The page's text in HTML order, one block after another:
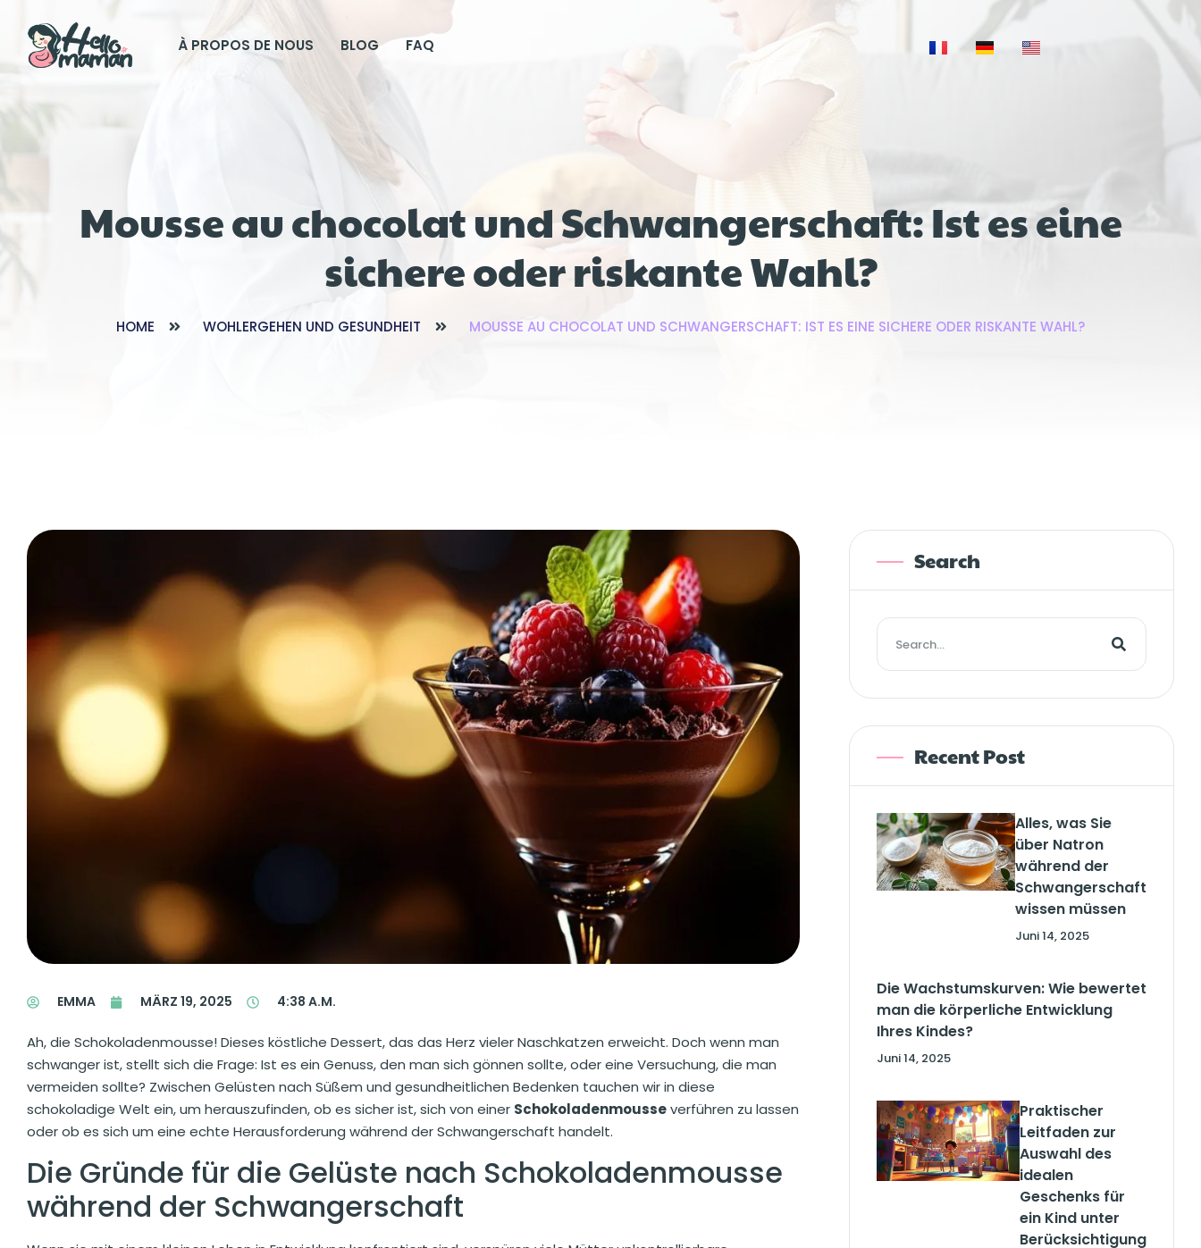
À PROPOS DE NOUS BLOG FAQ
Mousse au chocolat und Schwangerschaft: Ist es eine
sichere oder riskante Wahl?
HOME WOHLERGEHEN UND GESUNDHEIT MOUSSE AU CHOCOLAT UND SCHWANGERSCHAFT: IST ES EINE SICHERE ODER RISKANTE WAHL?
EMMA MÄRZ 19, 2025 4:38 A.M.
Ah, die Schokoladenmousse! Dieses köstliche Dessert, das das Herz vieler Naschkatzen erweicht. Doch wenn man
schwanger ist, stellt sich die Frage: Ist es ein Genuss, den man sich gönnen sollte, oder eine Versuchung, die man
vermeiden sollte? Zwischen Gelüsten nach Süßem und gesundheitlichen Bedenken tauchen wir in diese
schokoladige Welt ein, um herauszufinden, ob es sicher ist, sich von einer Schokoladenmousseverführen zu lassen
oder ob es sich um eine echte Herausforderung während der Schwangerschaft handelt.
Die Gründe für die Gelüste nach Schokoladenmousse
während der Schwangerschaft
Search
Recent Post
Alles, was Sie
über Natron
während der
Schwangerschaft
wissen müssen
Juni 14, 2025
Die Wachstumskurven: Wie bewertet
man die körperliche Entwicklung
Ihres Kindes?
Juni 14, 2025
Praktischer
Leitfaden zur
Auswahl des
idealen
Geschenks für
ein Kind unter
Berücksichtigung